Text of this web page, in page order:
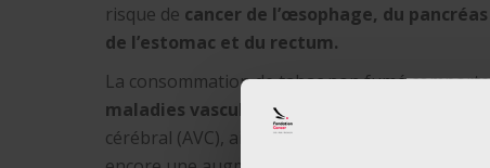
risque de cancer de l’œsophage, du
de l’estomac et du rectum.
La consommation de tabac non fumé
maladies vasculaires
cérébral (AVC), ainsi qu’une aggravation d’une